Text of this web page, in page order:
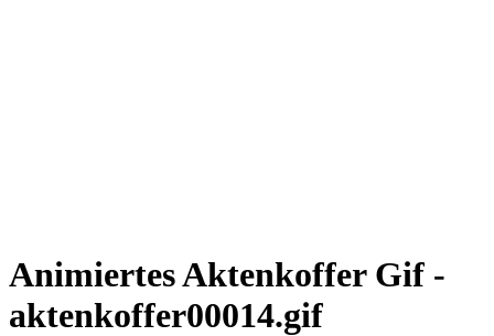
Animiertes Aktenkoffer Gif -
aktenkoffer00014.gif